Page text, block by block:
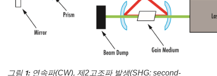
그림 1: 연속파(CW), 제2고조파 발생(SHG: second-